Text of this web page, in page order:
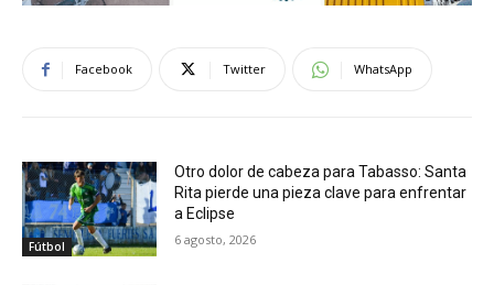
Facebook Twitter WhatsApp
Fútbol
Otro dolor de cabeza para Tabasso: Santa
Rita pierde una pieza clave para enfrentar
a Eclipse
6 agosto, 2026